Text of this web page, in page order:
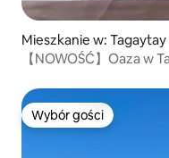
Mieszkanie w: Tagaytay
【NOWOŚĆ】Oaza w
Wybór gości
Wybór gości